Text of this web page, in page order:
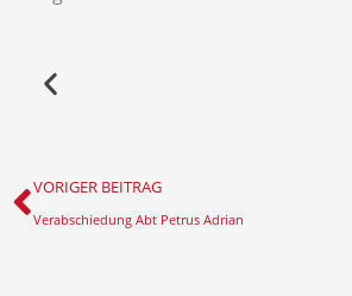
Zurück
VORIGER BEITRAG
Verabschiedung Abt Petrus Adrian